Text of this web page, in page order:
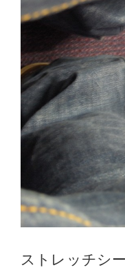
ストレッチシ